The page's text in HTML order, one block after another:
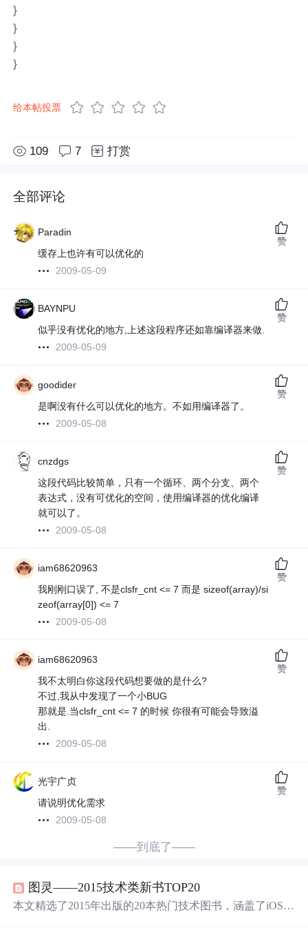
}
}
}
}
给本帖投票
109 7 打赏
全部评论
Paradin
缓存上也许有可以优化的
2009-05-09
赞
BAYNPU
似乎没有优化的地方,上述这段程序还如靠编译器来做.
2009-05-09
赞
goodider
是啊没有什么可以优化的地方。不如用编译器了。
2009-05-08
赞
cnzdgs
这段代码比较简单，只有一个循环、两个分支、两个
表达式，没有可优化的空间，使用编译器的优化编译
就可以了。
2009-05-08
赞
iam68620963
我刚刚口误了, 不是clsfr_cnt <= 7 而是 sizeof(array)/si
zeof(array[0]) <= 7
2009-05-08
赞
iam68620963
我不太明白你这段代码想要做的是什么?
不过,我从中发现了一个小BUG
那就是.当clsfr_cnt <= 7 的时候 你很有可能会导致溢
出.
2009-05-08
赞
光宇广贞
请说明优化需求
2009-05-08
赞
——到底了——
图灵——2015技术类新书TOP20
本文精选了2015年出版的20本热门技术图书，涵盖了iOS开